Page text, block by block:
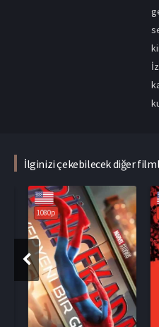
İlginizi çekebilecek diğer
1080p